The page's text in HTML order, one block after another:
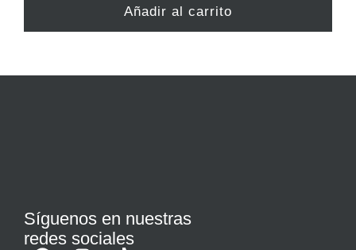
Añadir al carrito
Síguenos en nuestras
redes sociales